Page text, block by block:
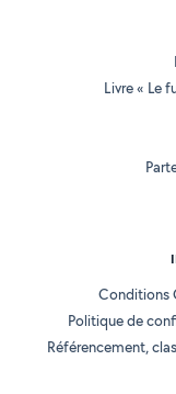
Livre « Le
Conditions
Politique de
Référencement,